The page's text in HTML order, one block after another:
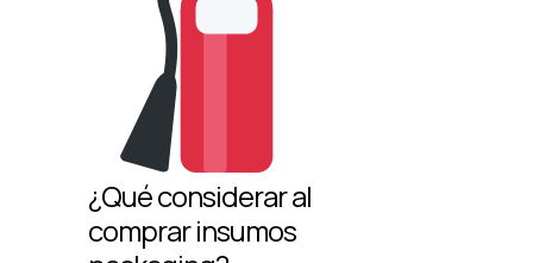
¿Qué considerar al
comprar insumos